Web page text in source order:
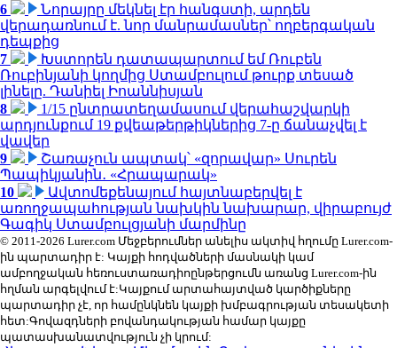
6
Նորայրը մեկնել էր հանգստի, արդեն
վերադառնում է. նոր մանրամասներ՝ ողբերգական
դեպքից
7
Խստորեն դատապարտում եմ Ռուբեն
Ռուբինյանի կողմից Ստամբուլում թուրք տեսած
լինելը. Դանիել Իոաննիսյան
8
1/15 ընտրատեղամասում վերահաշվարկի
արդյունքում 19 քվեաթերթիկներից 7-ը ճանաչվել է
վավեր
9
Շառաչուն ապտակ՝ «զորավար» Սուրեն
Պապիկյանին․ «Հրապարակ»
10
Ավտոմեքենայում հայտնաբերվել է
առողջապահության նախկին նախարար, վիրաբույժ
Գագիկ Ստամբուլցյանի մարմինը
© 2011-2026 Lurer.com Մեջբերումներ անելիս ակտիվ հղումը Lurer.com-
ին պարտադիր է: Կայքի հոդվածների մասնակի կամ
ամբողջական հեռուստառադիոընթերցումն առանց Lurer.com-ին
հղման արգելվում է:Կայքում արտահայտված կարծիքները
պարտադիր չէ, որ համընկնեն կայքի խմբագրության տեսակետի
հետ:Գովազդների բովանդակության համար կայքը
պատասխանատվություն չի կրում: